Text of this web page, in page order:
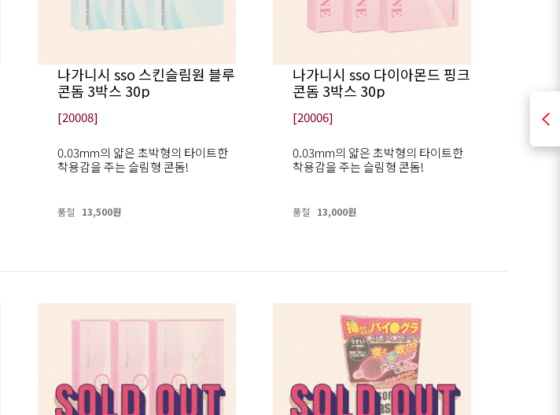
나가니시 sso 스킨슬림원 블루
콘돔 3박스 30p
[20008]
0.03mm의 얇은 초박형의 타이트한
착용감을 주는 슬림형 콘돔!
품절 13,500원
나가니시 sso 다이아몬드 핑크
콘돔 3박스 30p
[20006]
0.03mm의 얇은 초박형의 타이트한
착용감을 주는 슬림형 콘돔!
품절 13,000원